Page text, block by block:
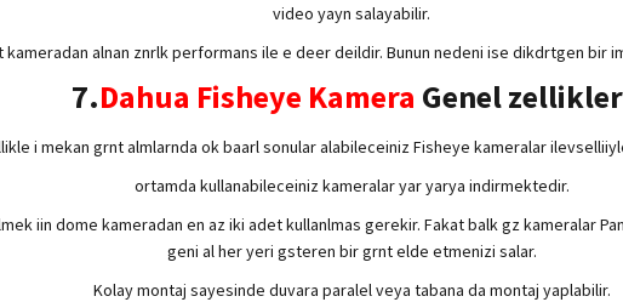
video yayn salayabilir.
alnan znrlk performans ile e deer deildir. Bunun nedeni ise dikdrtgen
7.Dahua Fisheye Kamera Genel
i mekan grnt almlarnda ok baarl sonular alabileceiniz Fisheye kameralar
ortamda kullanabileceiniz kameralar yar yarya indirmektedir.
iin dome kameradan en az iki adet kullanlmas gerekir. Fakat balk gz kameralar
geni al her yeri gsteren bir grnt elde etmenizi salar.
Kolay montaj sayesinde duvara paralel veya tabana da montaj yaplabilir.